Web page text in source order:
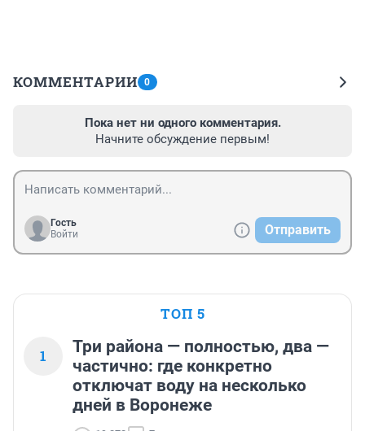
КОММЕНТАРИИ 0
Пока нет ни одного комментария.
Начните обсуждение первым!
Гость
Войти
Отправить
ТОП 5
1
Три района — полностью, два —
частично: где конкретно
отключат воду на несколько
дней в Воронеже